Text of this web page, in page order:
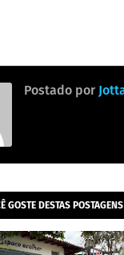
Postado por
GOSTE DESTAS POSTAGENS